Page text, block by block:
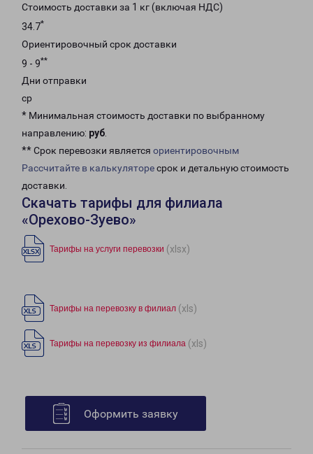
Стоимость доставки за 1 кг (включая НДС)
34.7*
Ориентировочный срок доставки
9 - 9**
Дни отправки
ср
* Минимальная стоимость доставки по выбранному
направлению: руб.
** Срок перевозки является ориентировочным
Рассчитайте в калькуляторесрок и детальную стоимость
доставки.
Скачать тарифы для филиала
«Орехово-Зуево»
Тарифы на услуги перевозки (xlsx)
Тарифы на перевозку в филиал (xls)
Тарифы на перевозку из филиала (xls)
Оформить заявку